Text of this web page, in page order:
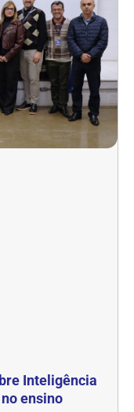
Inteligência
ensino